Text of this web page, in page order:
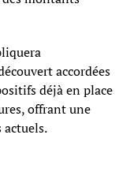
accordées
déjà en place
offrant une